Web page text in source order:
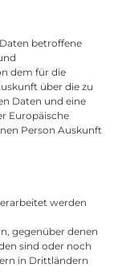
betroffene
dem für die
über die zu
Daten und eine
Europäische
Person Auskunft
werden
gegenüber denen
sind oder noch
in Drittländern